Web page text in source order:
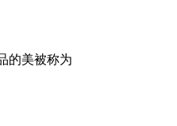
的美被称为